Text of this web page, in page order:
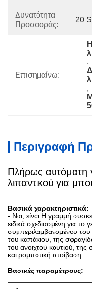
Δυνατότητα
Προσφοράς:
20
Επισημαίνω:
,
,
Περιγραφή
Πλήρως
λιπαντικού για
Βασικά χαρακτηριστικά:
- Ναι, είναι. Η γραμμή
ειδικά σχεδιασμένη για το
συμπεριλαμβανομένου του
του καπάκιου, της
του ανοιχτού κουτιού,
και ρομποτική στοίβαση.
Βασικές παραμέτρους:
-